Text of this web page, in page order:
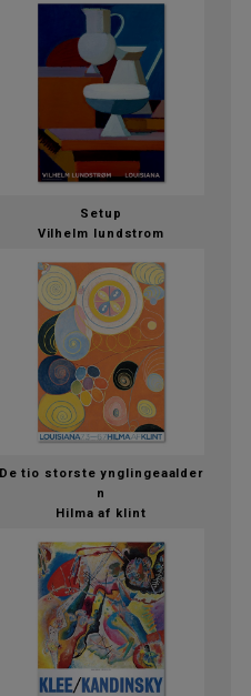
Setup
Vilhelm lundstrom
De tio storste ynglingeaalder
n
Hilma af klint